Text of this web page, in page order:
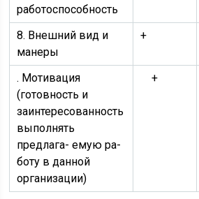
работоспо­собность
8. Внешний вид и
манеры
+
. Мотивация
(готовность и
заинтересованность
выполнять
предлага- емую ра­
боту в данной
организации)
+